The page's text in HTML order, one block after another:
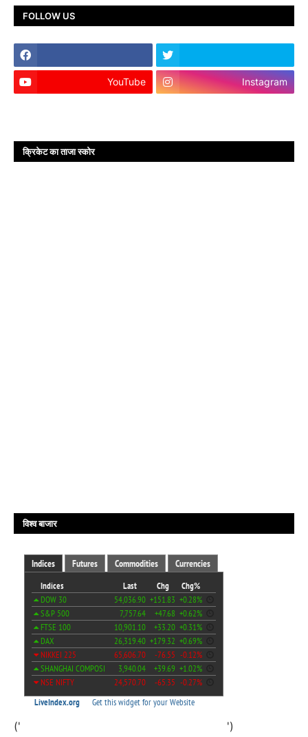
FOLLOW US
YouTube Instagram
क्रिकेट का ताजा स्कोर
विश्व बाजार
(' ')